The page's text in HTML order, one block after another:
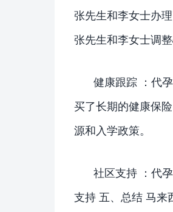
张先生和李女士办
张先生和李女士调
健康跟踪 ：代
买了长期的健康保
源和入学政策。
社区支持 ：代
支持 五、总结 马来